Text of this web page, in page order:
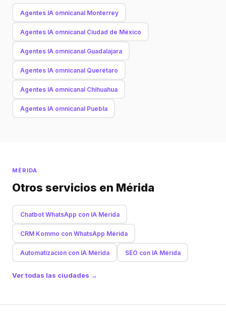
Agentes IA omnicanal Monterrey
Agentes IA omnicanal Ciudad de México
Agentes IA omnicanal Guadalajara
Agentes IA omnicanal Querétaro
Agentes IA omnicanal Chihuahua
Agentes IA omnicanal Puebla
MÉRIDA
Otros servicios en Mérida
Chatbot WhatsApp con IA Mérida
CRM Kommo con WhatsApp Mérida
Automatización con IA Mérida SEO con IA Mérida
Ver todas las ciudades →